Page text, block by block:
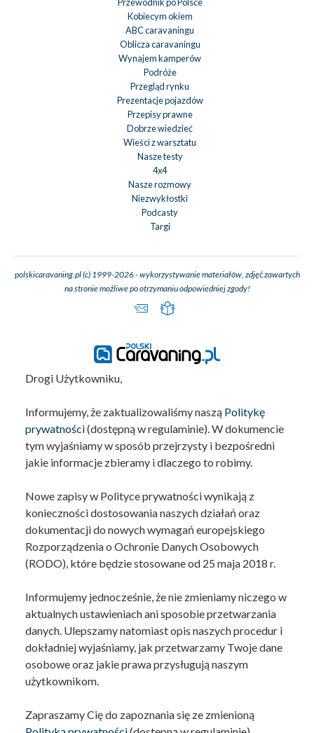
Kobiecym okiem
ABC caravaningu
Oblicza caravaningu
Wynajem kamperów
Podróże
Przegląd rynku
Prezentacje pojazdów
Przepisy prawne
Dobrze wiedzieć
Wieści z warsztatu
Nasze testy
4x4
Nasze rozmowy
Niezwykłostki
Podcasty
Targi
polskicaravaning.pl (c) 1999-2026 - wykorzystywanie materiałów, zdjęć zawartych
na stronie możliwe po otrzymaniu odpowiedniej zgody!
Drogi Użytkowniku,
Informujemy, że zaktualizowaliśmy naszą Politykę
prywatności(dostępną w regulaminie). W dokumencie
tym wyjaśniamy w sposób przejrzysty i bezpośredni
jakie informacje zbieramy i dlaczego to robimy.
Nowe zapisy w Polityce prywatności wynikają z
konieczności dostosowania naszych działań oraz
dokumentacji do nowych wymagań europejskiego
Rozporządzenia o Ochronie Danych Osobowych
(RODO), które będzie stosowane od 25 maja 2018 r.
Informujemy jednocześnie, że nie zmieniamy niczego w
aktualnych ustawieniach ani sposobie przetwarzania
danych. Ulepszamy natomiast opis naszych procedur i
dokładniej wyjaśniamy, jak przetwarzamy Twoje dane
osobowe oraz jakie prawa przysługują naszym
użytkownikom.
Zapraszamy Cię do zapoznania się ze zmienioną